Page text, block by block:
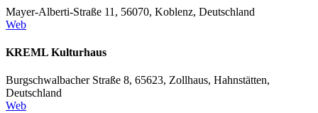
Mayer-Alberti-Straße 11, 56070, Koblenz, Deutschland
Web
KREML Kulturhaus
Burgschwalbacher Straße 8, 65623, Zollhaus, Hahnstätten,
Deutschland
Web